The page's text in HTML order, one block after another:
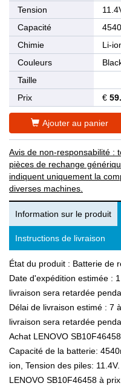
Tension
Capacité
Chimie
Li-
Couleurs
Taille
Prix
€
Ajouter au panier
Avis de non-responsabilité :
pièces de rechange
indiquent uniquement la
diverses machines.
Information sur le produit
Instructions de livraison
État du produit : Batterie de
Date d'expédition estimée :
livraison sera retardée
Délai de livraison estimé : 7
livraison sera retardée
Achat LENOVO
Capacité de la batterie:
ion, Tension des piles: 11.4V.
LENOVO SB10F46458 à